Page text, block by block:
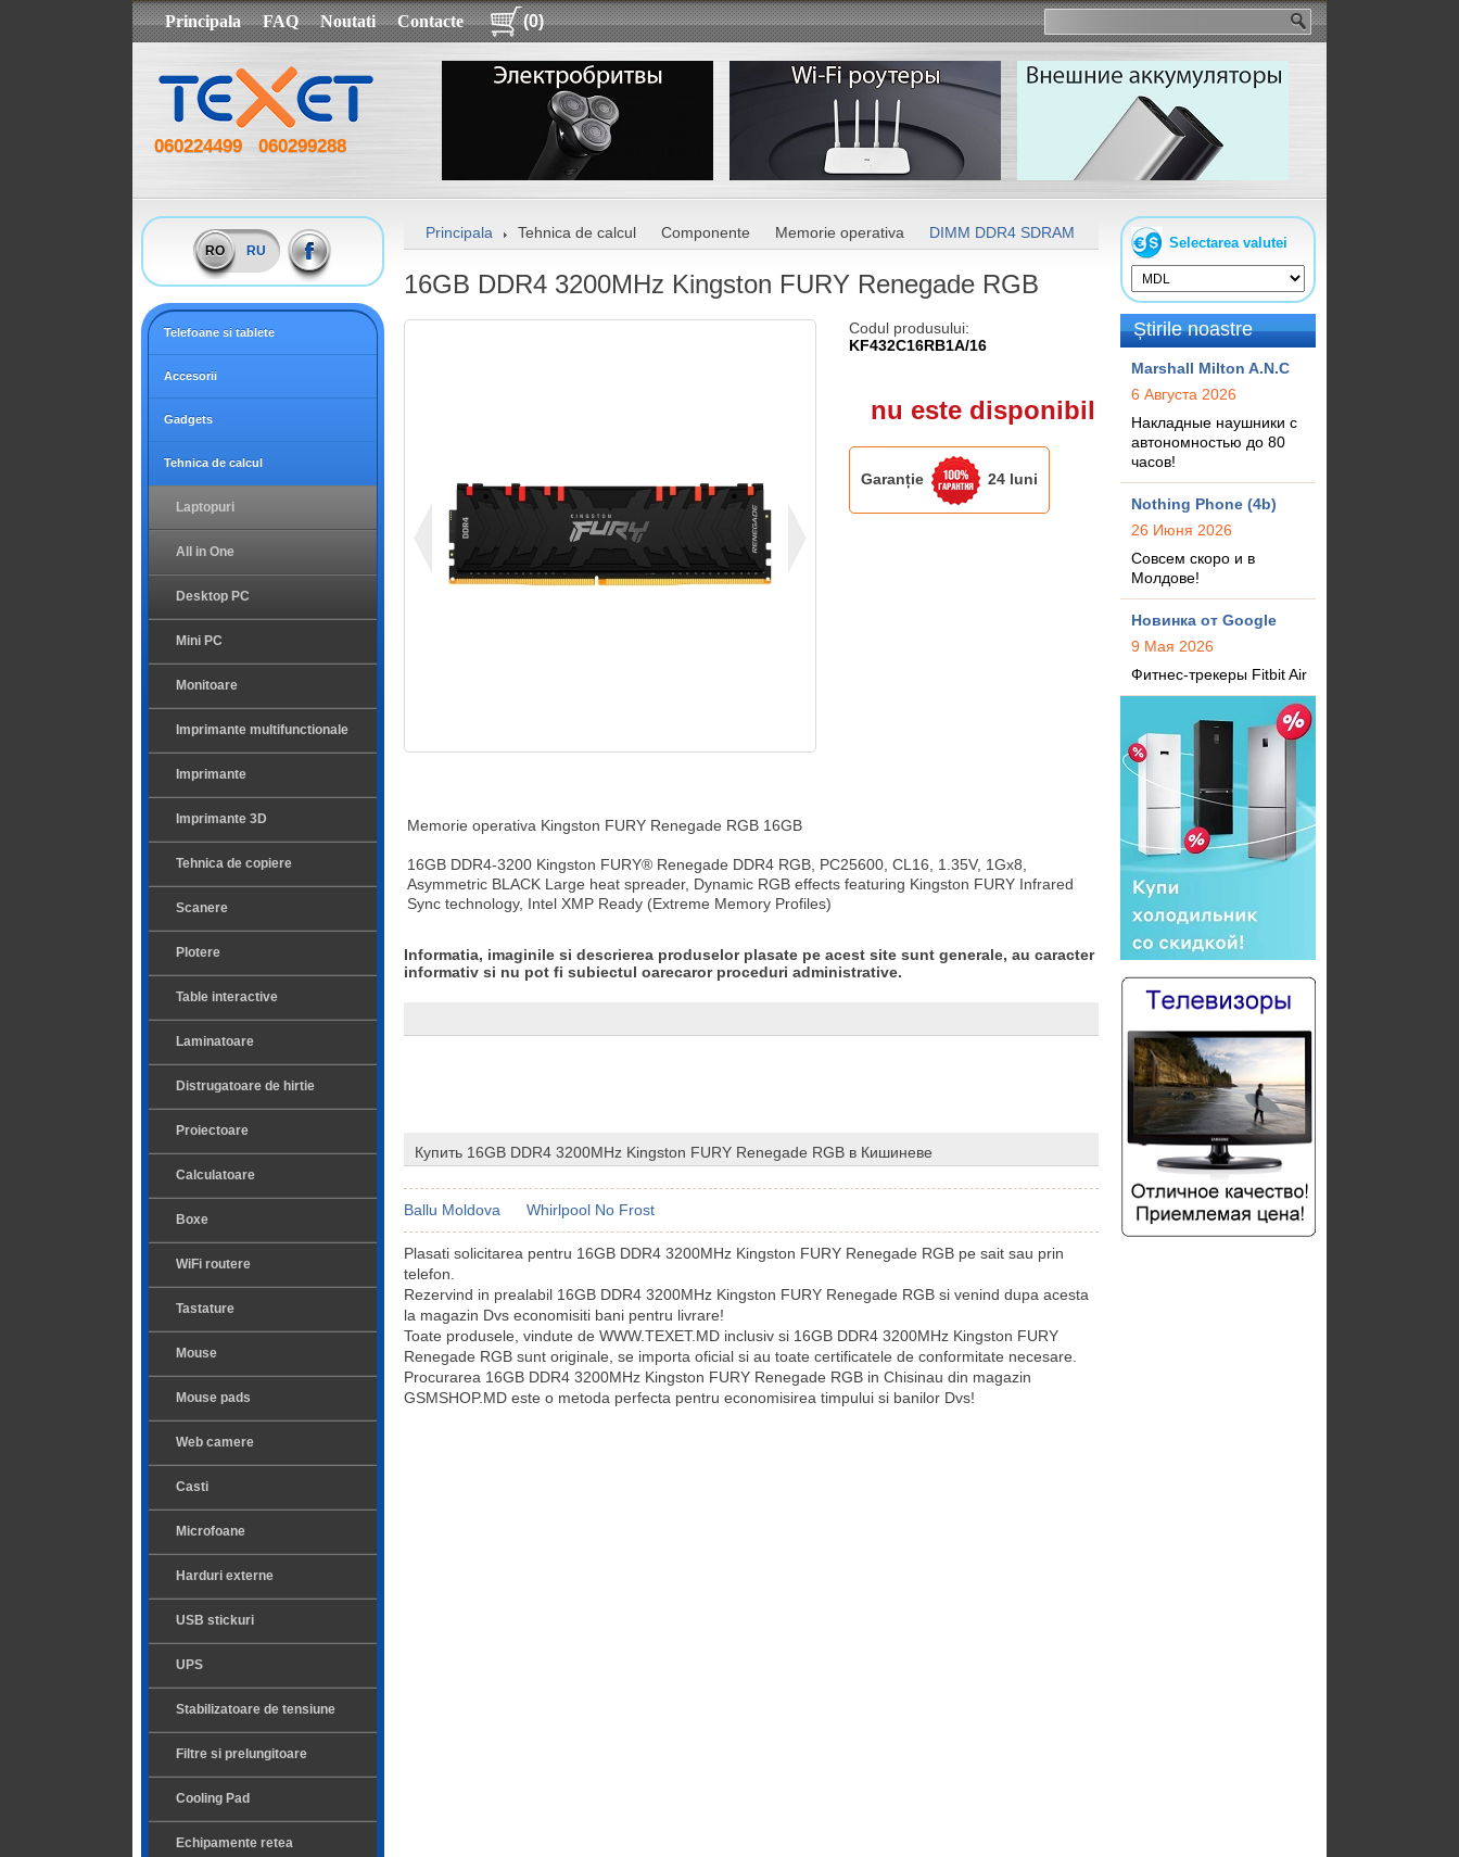
Principala FAQ Noutati Contacte (0)
060224499 060299288
RO RU
Telefoane si tablete
Accesorii
Gadgets
Tehnica de calcul
Laptopuri
All in One
Desktop PC
Mini PC
Monitoare
Imprimante multifunctionale
Imprimante
Imprimante 3D
Tehnica de copiere
Scanere
Plotere
Table interactive
Laminatoare
Distrugatoare de hirtie
Proiectoare
Calculatoare
Boxe
WiFi routere
Tastature
Mouse
Mouse pads
Web camere
Casti
Microfoane
Harduri externe
USB stickuri
UPS
Stabilizatoare de tensiune
Filtre si prelungitoare
Cooling Pad
Echipamente retea
Principala Tehnica de calcul Componente Memorie operativa DIMM DDR4 SDRAM 16GB DDR4 3200MHz Kingston FURY Renegade
16GB DDR4 3200MHz Kingston FURY Renegade RGB
Codul produsului:
KF432C16RB1A/16
nu este disponibil
Garanție 24 luni
Memorie operativa Kingston FURY Renegade RGB 16GB
16GB DDR4-3200 Kingston FURY® Renegade DDR4 RGB, PC25600, CL16, 1.35V, 1Gx8,
Asymmetric BLACK Large heat spreader, Dynamic RGB effects featuring Kingston FURY Infrared
Sync technology, Intel XMP Ready (Extreme Memory Profiles)
Informatia, imaginile si descrierea produselor plasate pe acest site sunt generale, au caracter
informativ si nu pot fi subiectul oarecaror proceduri administrative.
Купить 16GB DDR4 3200MHz Kingston FURY Renegade RGB в Кишиневе
Ballu Moldova Whirlpool No Frost
Plasati solicitarea pentru 16GB DDR4 3200MHz Kingston FURY Renegade RGB pe sait sau prin
telefon.
Rezervind in prealabil 16GB DDR4 3200MHz Kingston FURY Renegade RGB si venind dupa acesta
la magazin Dvs economisiti bani pentru livrare!
Toate produsele, vindute de WWW.TEXET.MD inclusiv si 16GB DDR4 3200MHz Kingston FURY
Renegade RGB sunt originale, se importa oficial si au toate certificatele de conformitate necesare.
Procurarea 16GB DDR4 3200MHz Kingston FURY Renegade RGB in Chisinau din magazin
GSMSHOP.MD este o metoda perfecta pentru economisirea timpului si banilor Dvs!
Selectarea valutei
Știrile noastre
Marshall Milton A.N.C
6 Августа 2026
Накладные наушники с
автономностью до 80
часов!
Nothing Phone (4b)
26 Июня 2026
Совсем скоро и в
Молдове!
Новинка от Google
9 Мая 2026
Фитнес-трекеры Fitbit Air